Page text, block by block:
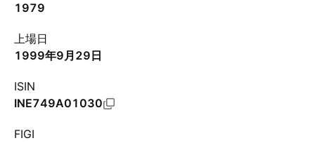
1979
上場日
1999年9月29日
ISIN
INE749A01030
FIGI